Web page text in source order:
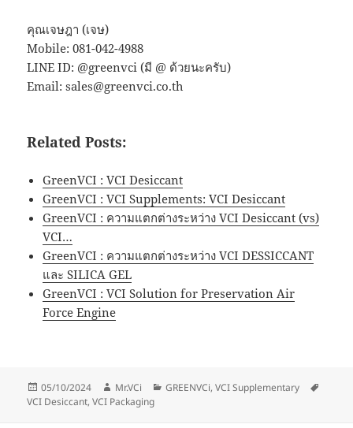
คุณเจษฎา (เจษ)
Mobile: 081-042-4988
LINE ID: @greenvci (มี @ ด้วยนะครับ)
Email: sales@greenvci.co.th
Related Posts:
GreenVCI : VCI Desiccant
GreenVCI : VCI Supplements: VCI Desiccant
GreenVCI : ความแตกต่างระหว่าง VCI Desiccant (vs)
VCI…
GreenVCI : ความแตกต่างระหว่าง VCI DESSICCANT
และ SILICA GEL
GreenVCI : VCI Solution for Preservation Air
Force Engine
Posted
on
05/10/2024 Author
Mr.VCi Categories
GREENVCi,VCI Supplementary
VCI Desiccant,VCI Packaging